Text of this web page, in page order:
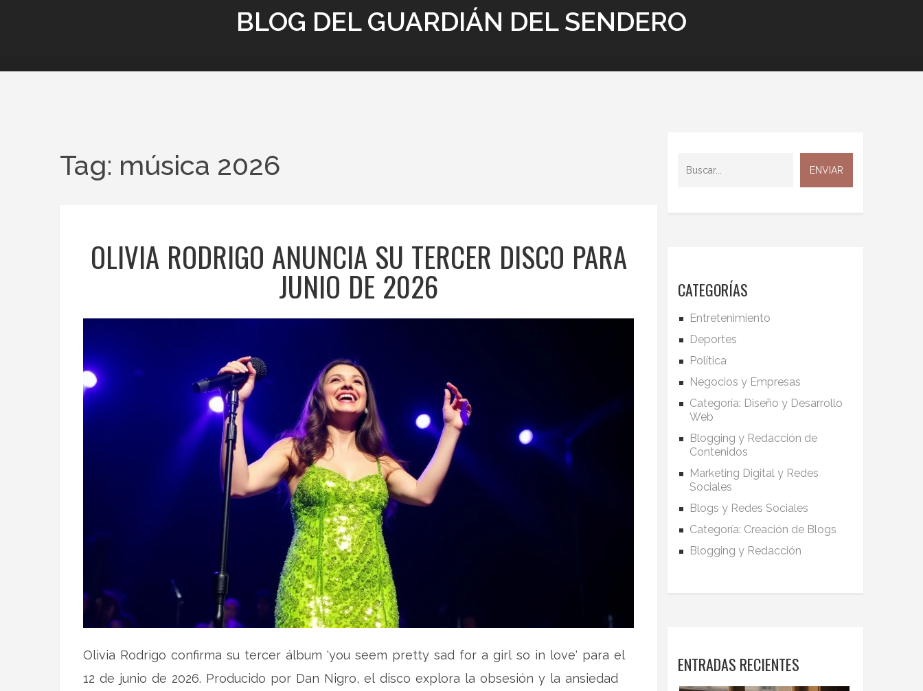
BLOG DEL GUARDIÁN DEL SENDERO
Tag: música 2026
OLIVIA RODRIGO ANUNCIA SU TERCER DISCO PARA
JUNIO DE 2026
Olivia Rodrigo confirma su tercer álbum 'you seem pretty sad for a girl so in love' para el
12 de junio de 2026. Producido por Dan Nigro, el disco explora la obsesión y la ansiedad
CATEGORÍAS
Entretenimiento
Deportes
Política
Negocios y Empresas
Categoría: Diseño y Desarrollo
Web
Blogging y Redacción de
Contenidos
Marketing Digital y Redes
Sociales
Blogs y Redes Sociales
Categoría: Creación de Blogs
Blogging y Redacción
ENTRADAS RECIENTES